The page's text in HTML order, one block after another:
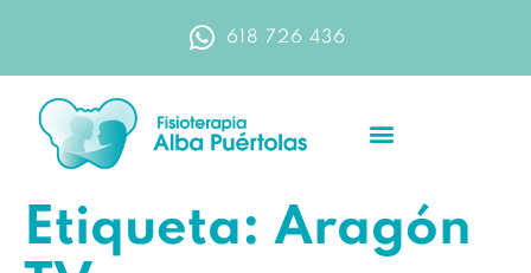
618 726 436
Etiqueta: Aragón